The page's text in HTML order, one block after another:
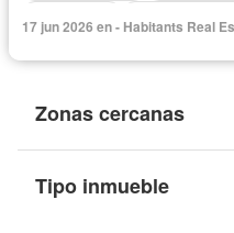
Internet
Vista panorámica
Wifi
17 jun 2026 en - Habitants Real
Zonas cercanas
Tipo inmueble